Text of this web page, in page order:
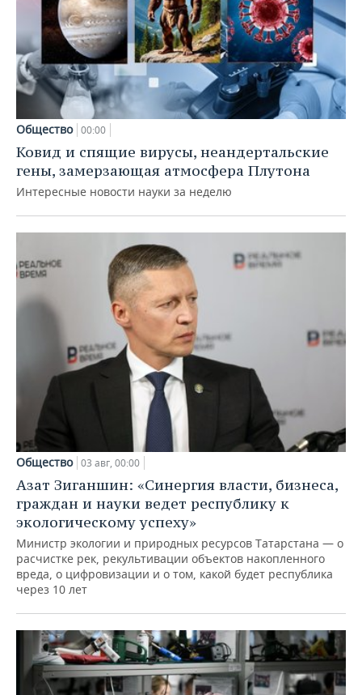
Общество 00:00
Ковид и спящие вирусы, неандертальские
гены, замерзающая атмосфера Плутона
Интересные новости науки за неделю
Общество 03 авг, 00:00
Азат Зиганшин: «Синергия власти, бизнеса,
граждан и науки ведет республику к
экологическому успеху»
Министр экологии и природных ресурсов Татарстана — о
расчистке рек, рекультивации объектов накопленного
вреда, о цифровизации и о том, какой будет республика
через 10 лет